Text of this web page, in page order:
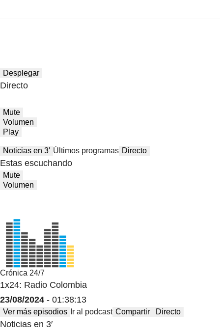
Desplegar
Directo
Mute
Volumen
Play
Noticias en 3′ Últimos programas Directo
Estas escuchando
Mute
Volumen
Crónica 24/7
1x24: Radio Colombia
23/08/2024 - 01:38:13
Ver más episodios Ir al podcast Compartir Directo
Noticias en 3′